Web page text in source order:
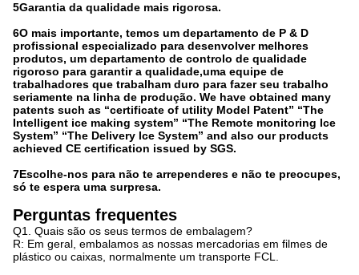
5Garantia da qualidade mais rigorosa.
6O mais importante, temos um departamento de P & D
profissional especializado para desenvolver melhores
produtos, um departamento de controlo de qualidade
rigoroso para garantir a qualidade,uma equipe de
trabalhadores que trabalham duro para fazer seu trabalho
seriamente na linha de produção. We have obtained many
patents such as “certificate of utility Model Patent” “The
Intelligent ice making system” “The Remote monitoring Ice
System” “The Delivery Ice System” and also our products
achieved CE certification issued by SGS.
7Escolhe-nos para não te arrependeres e não te preocupes,
só te espera uma surpresa.
Perguntas frequentes
Q1. Quais são os seus termos de embalagem?
R: Em geral, embalamos as nossas mercadorias em filmes de
plástico ou caixas, normalmente um transporte FCL.